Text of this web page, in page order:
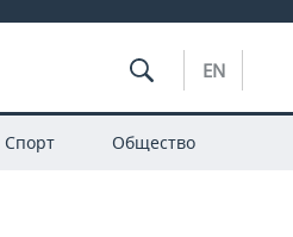
EN
Спорт Общество